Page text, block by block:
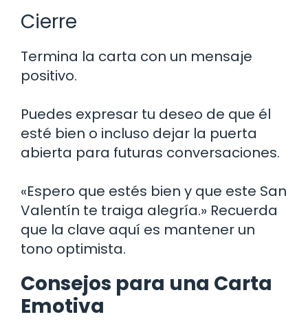
Cierre
Termina la carta con un mensaje
positivo.
Puedes expresar tu deseo de que él
esté bien o incluso dejar la puerta
abierta para futuras conversaciones.
«Espero que estés bien y que este San
Valentín te traiga alegría.» Recuerda
que la clave aquí es mantener un
tono optimista.
Consejos para una Carta
Emotiva